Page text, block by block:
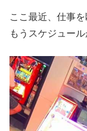
ここ最近、仕事
もうスケジュー